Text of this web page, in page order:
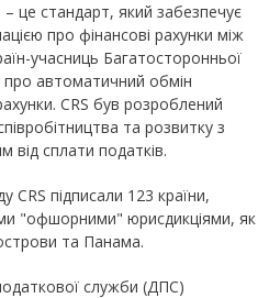
це стандарт, який забезпечує
про фінансові рахунки між
учасниць Багатосторонньої
про автоматичний обмін
CRS був розроблений
та розвитку з
сплати податків.
CRS підписали 123 країни,
"офшорними" юрисдикціями, як
острови та Панама.
служби (ДПС)